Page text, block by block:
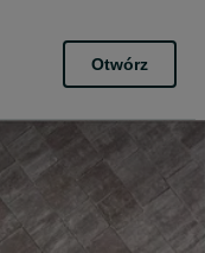
Otwórz